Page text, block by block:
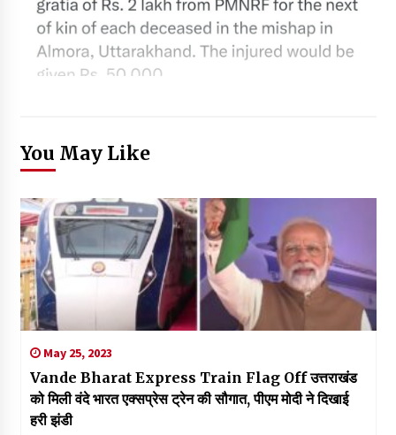
You May Like
May 25, 2023
Vande Bharat Express Train Flag Off उत्तराखंड
को मिली वंदे भारत एक्सप्रेस ट्रेन की सौगात, पीएम मोदी ने दिखाई
हरी झंडी